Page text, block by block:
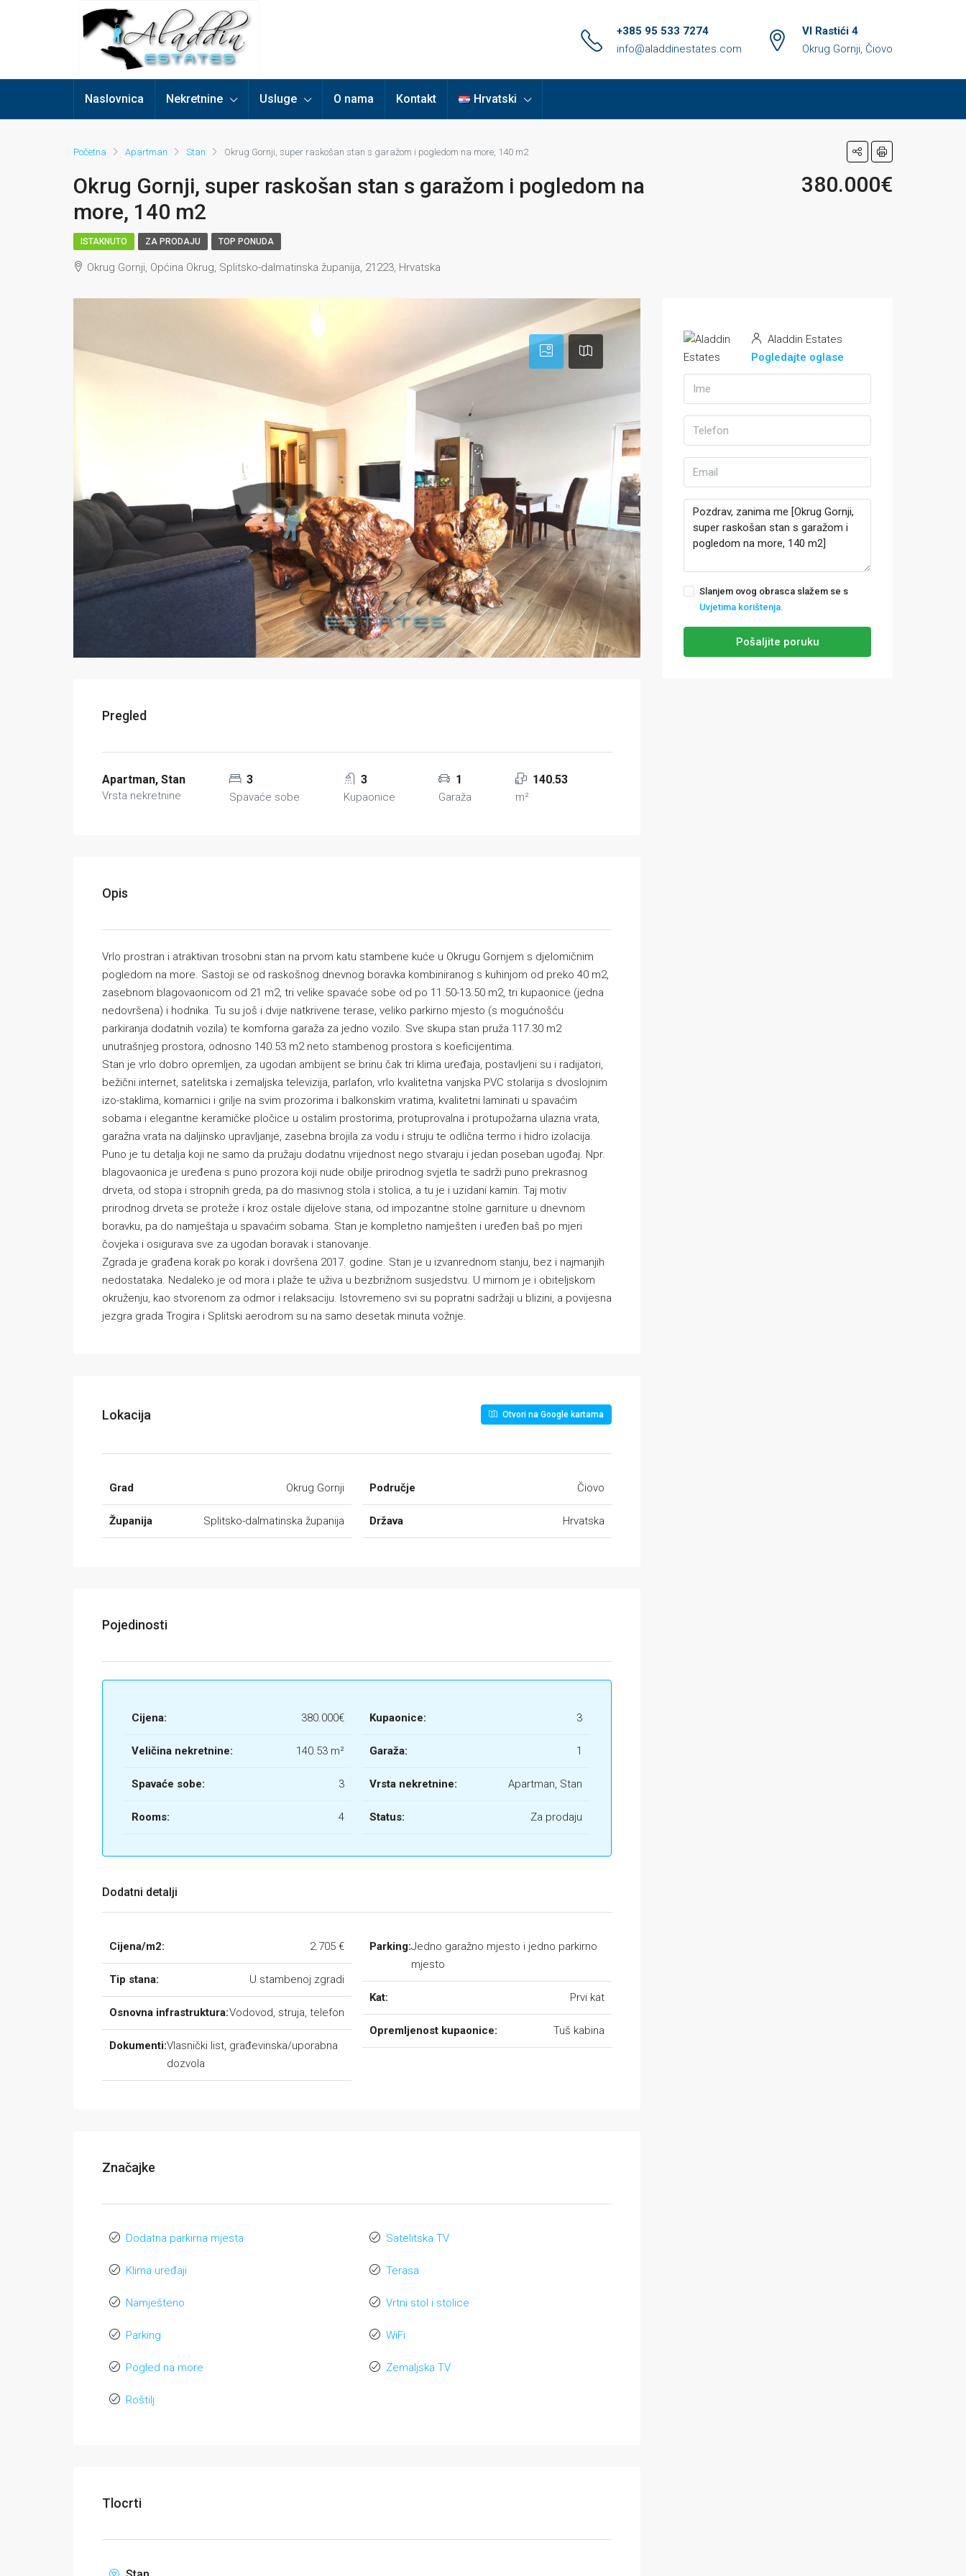
+385 95 533 7274
info@aladdinestates.com
VI Rastići 4
Okrug Gornji, Čiovo
Naslovnica Nekretnine Usluge O nama Kontakt Hrvatski
Početna Apartman Stan Okrug Gornji, super raskošan stan s garažom i pogledom na more, 140 m2
Okrug Gornji, super raskošan stan s garažom i pogledom na
more, 140 m2
380.000€
ISTAKNUTO ZA PRODAJU TOP PONUDA
Okrug Gornji, Općina Okrug, Splitsko-dalmatinska županija, 21223, Hrvatska
Pregled
Apartman, Stan
Vrsta nekretnine
3
Spavaće sobe
3
Kupaonice
1
Garaža
140.53
m²
Opis
Vrlo prostran i atraktivan trosobni stan na prvom katu stambene kuće u Okrugu Gornjem s djelomičnim
pogledom na more. Sastoji se od raskošnog dnevnog boravka kombiniranog s kuhinjom od preko 40 m2,
zasebnom blagovaonicom od 21 m2, tri velike spavaće sobe od po 11.50-13.50 m2, tri kupaonice (jedna
nedovršena) i hodnika. Tu su još i dvije natkrivene terase, veliko parkirno mjesto (s mogućnošću
parkiranja dodatnih vozila) te komforna garaža za jedno vozilo. Sve skupa stan pruža 117.30 m2
unutrašnjeg prostora, odnosno 140.53 m2 neto stambenog prostora s koeficijentima.
Stan je vrlo dobro opremljen, za ugodan ambijent se brinu čak tri klima uređaja, postavljeni su i radijatori,
bežični internet, satelitska i zemaljska televizija, parlafon, vrlo kvalitetna vanjska PVC stolarija s dvoslojnim
izo-staklima, komarnici i grilje na svim prozorima i balkonskim vratima, kvalitetni laminati u spavaćim
sobama i elegantne keramičke pločice u ostalim prostorima, protuprovalna i protupožarna ulazna vrata,
garažna vrata na daljinsko upravljanje, zasebna brojila za vodu i struju te odlična termo i hidro izolacija.
Puno je tu detalja koji ne samo da pružaju dodatnu vrijednost nego stvaraju i jedan poseban ugođaj. Npr.
blagovaonica je uređena s puno prozora koji nude obilje prirodnog svjetla te sadrži puno prekrasnog
drveta, od stopa i stropnih greda, pa do masivnog stola i stolica, a tu je i uzidani kamin. Taj motiv
prirodnog drveta se proteže i kroz ostale dijelove stana, od impozantne stolne garniture u dnevnom
boravku, pa do namještaja u spavaćim sobama. Stan je kompletno namješten i uređen baš po mjeri
čovjeka i osigurava sve za ugodan boravak i stanovanje.
Zgrada je građena korak po korak i dovršena 2017. godine. Stan je u izvanrednom stanju, bez i najmanjih
nedostataka. Nedaleko je od mora i plaže te uživa u bezbrižnom susjedstvu. U mirnom je i obiteljskom
okruženju, kao stvorenom za odmor i relaksaciju. Istovremeno svi su popratni sadržaji u blizini, a povijesna
jezgra grada Trogira i Splitski aerodrom su na samo desetak minuta vožnje.
Lokacija Otvori na Google kartama
Grad Okrug Gornji
Županija Splitsko-dalmatinska županija
Područje Čiovo
Država Hrvatska
Pojedinosti
Cijena: 380.000€
Veličina nekretnine: 140.53 m²
Spavaće sobe: 3
Rooms: 4
Kupaonice: 3
Garaža: 1
Vrsta nekretnine: Apartman, Stan
Status: Za prodaju
Dodatni detalji
Cijena/m2: 2.705 €
Tip stana: U stambenoj zgradi
Osnovna infrastruktura:Vodovod, struja, telefon
Dokumenti:Vlasnički list, građevinska/uporabna
dozvola
Parking:Jedno garažno mjesto i jedno parkirno
mjesto
Kat: Prvi kat
Opremljenost kupaonice: Tuš kabina
Značajke
Dodatna parkirna mjesta
Klima uređaji
Namješteno
Parking
Pogled na more
Roštilj
Satelitska TV
Terasa
Vrtni stol i stolice
WiFi
Zemaljska TV
Tlocrti
Aladdin Estates
Pogledajte oglase
Slanjem ovog obrasca slažem se s
Uvjetima korištenja.
Pošaljite poruku